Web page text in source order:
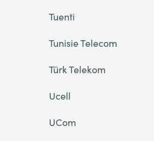
Tuenti
Tunisie Telecom
Türk Telekom
Ucell
UCom